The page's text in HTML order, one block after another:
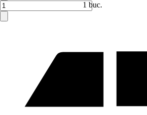
1 buc.